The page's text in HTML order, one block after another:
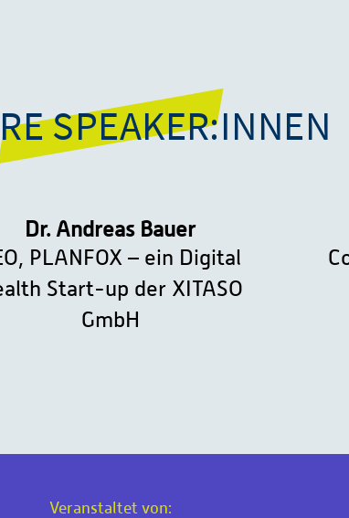
SPEAKER:INNEN
Dr. Andreas Bauer
PLANFOX – ein Digital
Start-up der XITASO
GmbH
Veranstaltet von: